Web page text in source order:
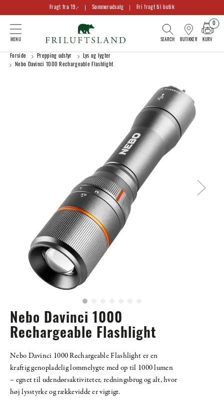
Fragt fra 19,- Sommerudsalg Fri fragt til butik
BUTIKKER KURV
0
Forside Prepping udstyr
Lys og lygter
Nebo Davinci 1000 Rechargeable Flashlight
Nebo Davinci 1000
Rechargeable Flashlight
Nebo Davinci 1000 Rechargeable Flashlight er en
kraftig genopladelig lommelygte med op til 1000 lumen
– egnet til udendørsaktiviteter, redningsbrug og alt, hvor
høj lysstyrke og rækkevidde er vigtigt.